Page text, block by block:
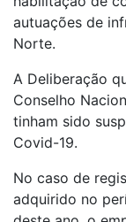
autuações de
Norte.
A Deliberação
Conselho
tinham sido
Covid-19.
No caso de
adquirido no